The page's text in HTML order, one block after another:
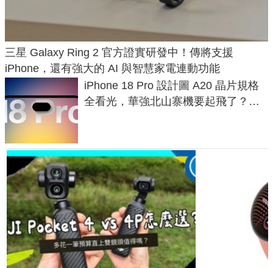
三星 Galaxy Ring 2 官方證實研發中！傳將支援
iPhone，還有強大的 AI 與智慧家電連動功能
iPhone 18 Pro 設計圖 A20 晶片規格
全看光，華強北山寨機要起飛了？專